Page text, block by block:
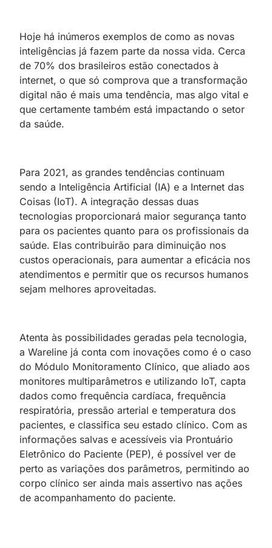
Hoje há inúmeros exemplos de como as novas
inteligências já fazem parte da nossa vida. Cerca
de 70% dos brasileiros estão conectados à
internet, o que só comprova que a transformação
digital não é mais uma tendência, mas algo vital e
que certamente também está impactando o setor
da saúde.
Para 2021, as grandes tendências continuam
sendo a Inteligência Artificial (IA) e a Internet das
Coisas (IoT). A integração dessas duas
tecnologias proporcionará maior segurança tanto
para os pacientes quanto para os profissionais da
saúde. Elas contribuirão para diminuição nos
custos operacionais, para aumentar a eficácia nos
atendimentos e permitir que os recursos humanos
sejam melhores aproveitadas.
Atenta às possibilidades geradas pela tecnologia,
a Wareline já conta com inovações como é o caso
do Módulo Monitoramento Clínico, que aliado aos
monitores multiparâmetros e utilizando IoT, capta
dados como frequência cardíaca, frequência
respiratória, pressão arterial e temperatura dos
pacientes, e classifica seu estado clínico. Com as
informações salvas e acessíveis via Prontuário
Eletrônico do Paciente (PEP), é possível ver de
perto as variações dos parâmetros, permitindo ao
corpo clínico ser ainda mais assertivo nas ações
de acompanhamento do paciente.